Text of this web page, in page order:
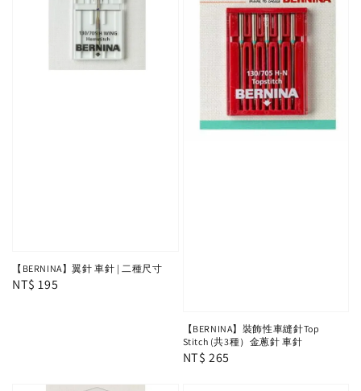
【BERNINA】翼針 車針 | 二種尺寸
Regular
NT$ 195
【BERNINA】裝飾性車縫針Top
Stitch (共3種）金蔥針 車針
Regular
NT$ 265